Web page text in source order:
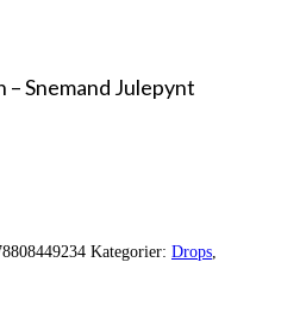
– Snemand Julepynt
Kategorier: Drops,